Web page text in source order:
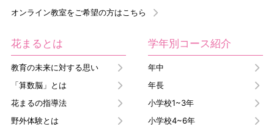
オンライン教室をご希望の方はこちら
花まるとは
教育の未来に対する思い
「算数脳」とは
花まるの指導法
野外体験とは
学年別コース紹介
年中
年長
小学校1~3年
小学校4~6年